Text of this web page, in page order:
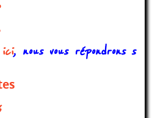
ici, nous vous répondrons s